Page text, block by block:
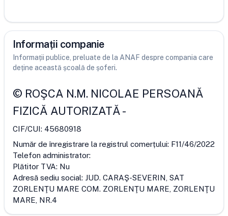
Informații companie
Informații publice, preluate de la ANAF despre compania care
deține această școală de șoferi.
© ROŞCA N.M. NICOLAE PERSOANĂ
FIZICĂ AUTORIZATĂ-
CIF/CUI: 45680918
Număr de înregistrare la registrul comerțului: F11/46/2022
Telefon administrator:
Plătitor TVA: Nu
Adresă sediu social: JUD. CARAŞ-SEVERIN, SAT
ZORLENŢU MARE COM. ZORLENŢU MARE, ZORLENŢU
MARE, NR.4